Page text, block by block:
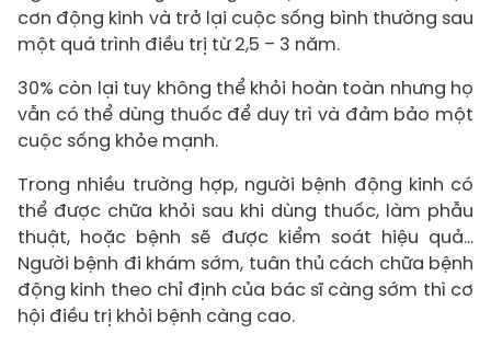
cơn động kinh và trở lại cuộc sống bình thường sau
một quá trình điều trị từ 2,5 – 3 năm.
30% còn lại tuy không thể khỏi hoàn toàn nhưng họ
vẫn có thể dùng thuốc để duy trì và đảm bảo một
cuộc sống khỏe mạnh.
Trong nhiều trường hợp, người bệnh động kinh có
thể được chữa khỏi sau khi dùng thuốc, làm phẫu
thuật, hoặc bệnh sẽ được kiểm soát hiệu quả…
Người bệnh đi khám sớm, tuân thủ cách chữa bệnh
động kinh theo chỉ định của bác sĩ càng sớm thì cơ
hội điều trị khỏi bệnh càng cao.